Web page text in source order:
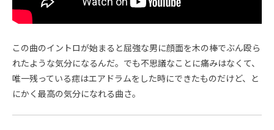
この曲のイントロが始まると屈強な男に顔面を木の棒でぶん殴ら
れたような気分になるんだ。でも不思議なことに痛みはなくて、
唯一残っている痣はエアドラムをした時にできたものだけど、と
にかく最高の気分になれる曲さ。